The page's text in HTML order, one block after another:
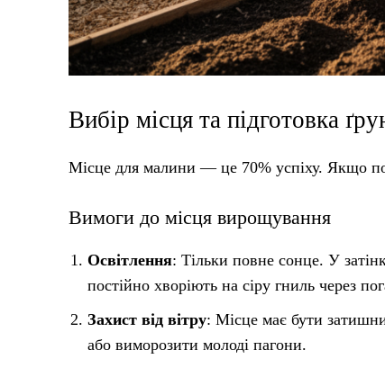
Вибір місця та підготовка
Місце для малини — це 70% успіху. Якщо
Вимоги до місця вирощування
Освітлення: Тільки повне сонце. У
постійно хворіють на сіру гниль через
Захист від вітру: Місце має бути
або виморозити молоді пагони.